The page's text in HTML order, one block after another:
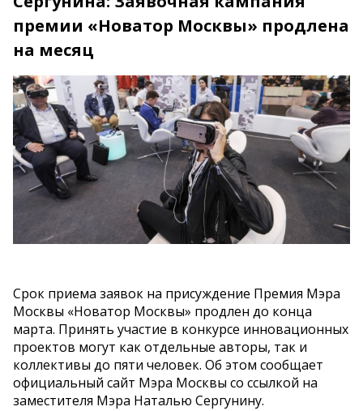
премии «Новатор Москвы» продлена
на месяц
Срок приема заявок на присуждение Премия Мэра
Москвы «Новатор Москвы» продлен до конца
марта. Принять участие в конкурсе инновационных
проектов могут как отдельные авторы, так и
коллективы до пяти человек. Об этом сообщает
официальный сайт Мэра Москвы со ссылкой на
заместителя Мэра Наталью Сергунину.